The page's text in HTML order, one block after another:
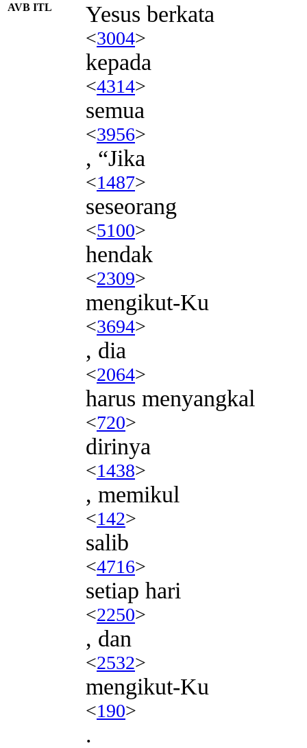
AVB ITL Yesus berkata
<3004>
kepada
<4314>
semua
<3956>
, “Jika
<1487>
seseorang
<5100>
hendak
<2309>
mengikut-Ku
<3694>
, dia
<2064>
harus menyangkal
<720>
dirinya
<1438>
, memikul
<142>
salib
<4716>
setiap hari
<2250>
, dan
<2532>
mengikut-Ku
<190>
.